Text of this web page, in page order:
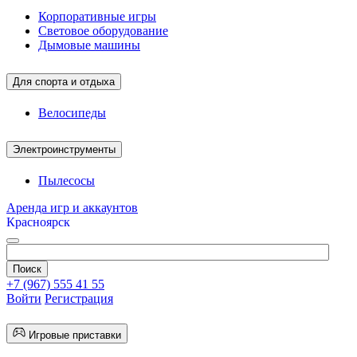
Корпоративные игры
Световое оборудование
Дымовые машины
Для спорта и отдыха
Велосипеды
Электроинструменты
Пылесосы
Аренда игр и аккаунтов
Красноярск
+7 (967) 555 41 55
Войти Регистрация
Игровые приставки